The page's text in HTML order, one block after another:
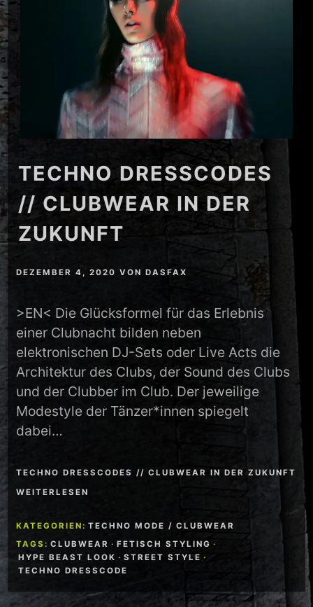
TECHNO DRESSCODES
// CLUBWEAR IN DER
ZUKUNFT
DEZEMBER 4, 2020 VONDASFAX
>EN< Die Glücksformel für das Erlebnis
einer Clubnacht bilden neben
elektronischen DJ-Sets oder Live Acts die
Architektur des Clubs, der Sound des Clubs
und der Clubber im Club. Der jeweilige
Modestyle der Tänzer*innen spiegelt
dabei…
TECHNO DRESSCODES // CLUBWEAR IN DER ZUKUNFT
WEITERLESEN
KATEGORIEN: TECHNO MODE / CLUBWEAR
TAGS: CLUBWEAR · FETISCH STYLING ·
HYPE BEAST LOOK · STREET STYLE ·
TECHNO DRESSCODE